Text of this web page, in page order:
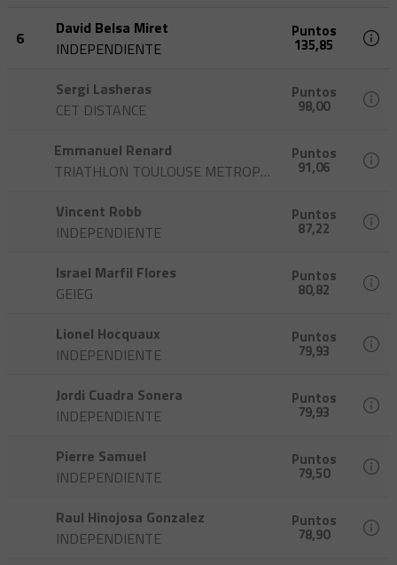
6
David Belsa Miret
INDEPENDIENTE
Puntos
135,85
Sergi Lasheras
CET DISTANCE
Puntos
98,00
Emmanuel Renard
TRIATHLON TOULOUSE METROPOLE
Puntos
91,06
Vincent Robb
INDEPENDIENTE
Puntos
87,22
Israel Marfil Flores
GEIEG
Puntos
80,82
Lionel Hocquaux
INDEPENDIENTE
Puntos
79,93
Jordi Cuadra Sonera
INDEPENDIENTE
Puntos
79,93
Pierre Samuel
INDEPENDIENTE
Puntos
79,50
Raul Hinojosa Gonzalez
INDEPENDIENTE
Puntos
78,90